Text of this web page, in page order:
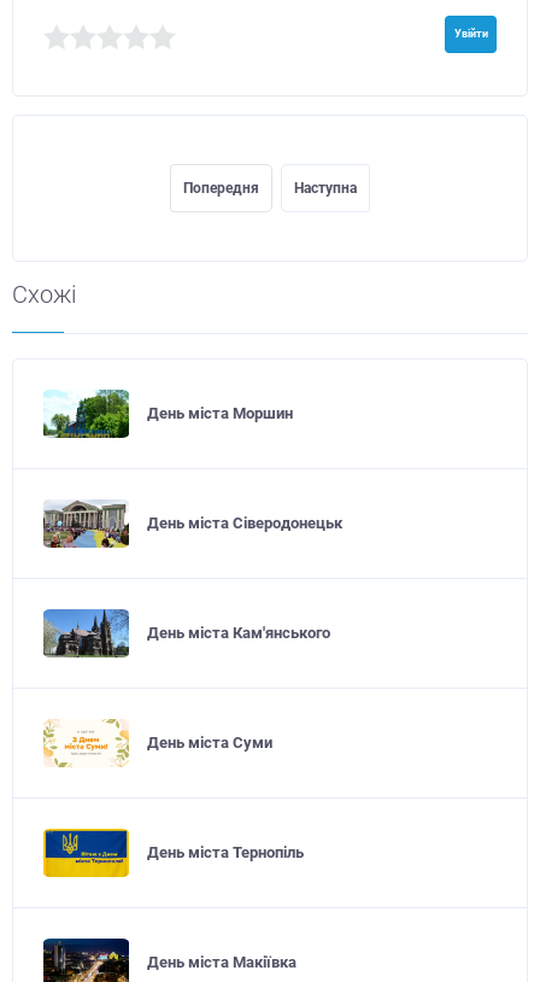
Увійти
Попередня Наступна
Схожі
День міста Моршин
День міста Сіверодонецьк
День міста Кам'янського
День міста Суми
День міста Тернопіль
День міста Макіївка